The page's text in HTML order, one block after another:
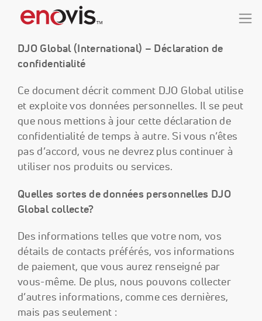
DJO Global (International) – Déclaration de
confidentialité
Ce document décrit comment DJO Global utilise
et exploite vos données personnelles. Il se peut
que nous mettions à jour cette déclaration de
confidentialité de temps à autre. Si vous n’êtes
pas d’accord, vous ne devrez plus continuer à
utiliser nos produits ou services.
Quelles sortes de données personnelles DJO
Global collecte?
Des informations telles que votre nom, vos
détails de contacts préférés, vos informations
de paiement, que vous aurez renseigné par
vous-même. De plus, nous pouvons collecter
d’autres informations, comme ces dernières,
mais pas seulement :